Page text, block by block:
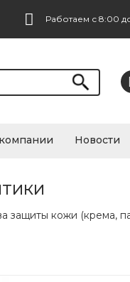
Работаем с 8:00
Новости
защиты кожи (крема,